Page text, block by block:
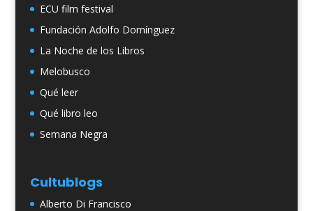
ECU film festival
Fundación Adolfo Domínguez
La Noche de los Libros
Melobusco
Qué leer
Qué libro leo
Semana Negra
Cultublogs
Alberto Di Francisco